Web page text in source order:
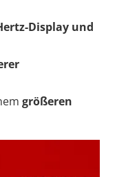
Display und
größeren